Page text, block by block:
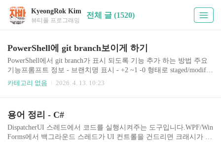
KyeongRok Kim
뷰티풀 프로그래밍
전체 글 (1520)
PowerShell에 git branch보이게 하기
PowerShell에서 git branch가 표시 되도록 기능 추가 하는 방법 주요
기능프롬프트 정보 - 브랜치명 표시 - +2 ~1 -0 형태로 staged/modifie
d/deleted 파일 수 - !2 untracked 파일 수 - ↑2 ↓1 remote와의 ahead/behi
- ≡ 동기화됨 - ↑1 1커밋 ahead - ↓2 2커밋 behind posh-git설치Install-M
odule p..
카테고리 없음 2026. 4. 13. 10:23
용어 정리 - C#
DispatcherUI 스레드에서 코드를 실행시켜주는 도구입니다.WPF/Win
Forms에서 백그라운드 스레드가 UI 컨트롤을 건드리면 크래시가 나